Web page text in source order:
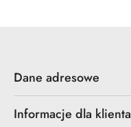
Dane adresowe
Informacje dla klienta